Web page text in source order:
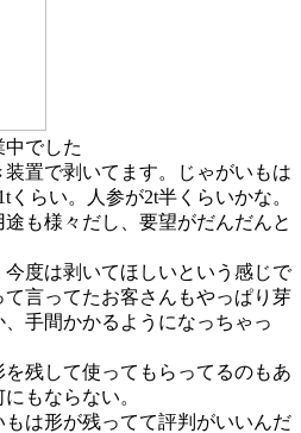
でした
置で剥いてます。じゃがいもは
らい。人参が2t半くらいかな。
も様々だし、要望がだんだんと
度は剥いてほしいという感じで
言ってたお客さんもやっぱり芽
手間かかるようになっちゃっ
残して使ってもらってるのもあ
もならない。
は形が残ってて評判がいいんだ